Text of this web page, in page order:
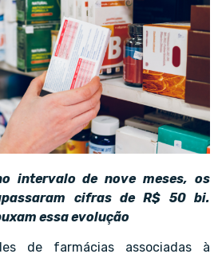
intervalo de nove meses, os
cifras de R$ 50 bi.
essa evolução
de farmácias associadas à